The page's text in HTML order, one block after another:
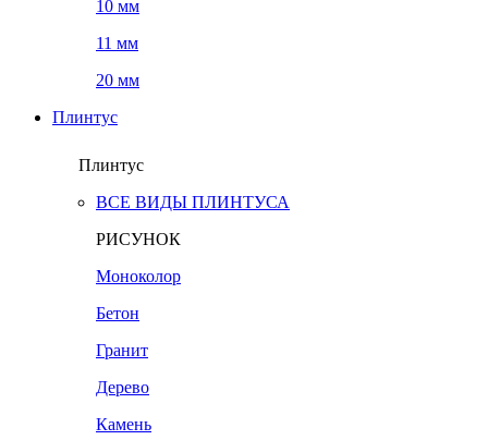
10 мм
11 мм
20 мм
Плинтус
Плинтус
ВСЕ ВИДЫ ПЛИНТУСА
РИСУНОК
Моноколор
Бетон
Гранит
Дерево
Камень